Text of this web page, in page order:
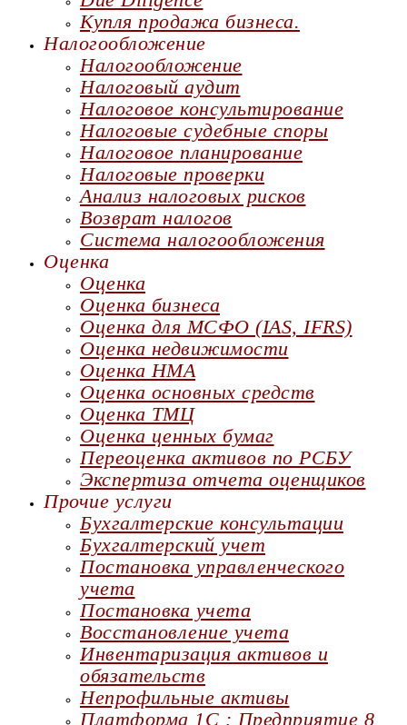
Купля продажа бизнеса.
Налогообложение
Налогообложение
Налоговый аудит
Налоговое консультирование
Налоговые судебные споры
Налоговое планирование
Налоговые проверки
Анализ налоговых рисков
Возврат налогов
Система налогообложения
Оценка
Оценка
Оценка бизнеса
Оценка для МСФО (IAS, IFRS)
Оценка недвижимости
Оценка НМА
Оценка основных средств
Оценка ТМЦ
Оценка ценных бумаг
Переоценка активов по РСБУ
Экспертиза отчета оценщиков
Прочие услуги
Бухгалтерские консультации
Бухгалтерский учет
Постановка управленческого
учета
Постановка учета
Восстановление учета
Инвентаризация активов и
обязательств
Непрофильные активы
Платформа 1С : Предприятие 8